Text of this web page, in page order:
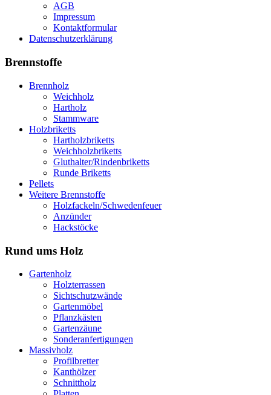
AGB
Impressum
Kontaktformular
Datenschutzerklärung
Brennstoffe
Brennholz
Weichholz
Hartholz
Stammware
Holzbriketts
Hartholzbriketts
Weichholzbriketts
Gluthalter/Rindenbriketts
Runde Briketts
Pellets
Weitere Brennstoffe
Holzfackeln/Schwedenfeuer
Anzünder
Hackstöcke
Rund ums Holz
Gartenholz
Holzterrassen
Sichtschutzwände
Gartenmöbel
Pflanzkästen
Gartenzäune
Sonderanfertigungen
Massivholz
Profilbretter
Kanthölzer
Schnittholz